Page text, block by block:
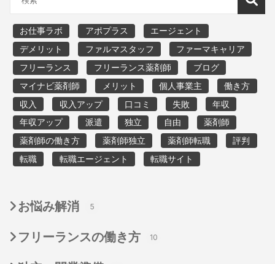
お仕事ラボ アポプラス
エージェント
デメリット
ファルマスタッフ
ファーマキャリア
フリーランス
フリーランス薬剤師
ブログ
マイナビ薬剤師
メリット 個人事業主
働き方
収入
収入アップ 口コミ 失敗
年収
年収アップ
派遣 独立 自由
薬剤師
薬剤師の働き方
薬剤師独立 薬剤師転職
評判
転職
転職エージェント 転職サイト
お悩み解消 5
フリーランスの働き方 10